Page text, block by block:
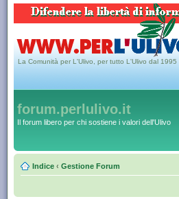
La Comunità per L'Ulivo, per tutto L'Ulivo dal 1995
forum.perlulivo.it
Il forum libero per chi sostiene i valori dell'Ulivo
Indice ‹ Gestione Forum